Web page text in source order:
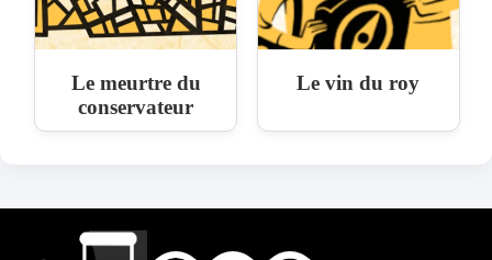
Le meurtre du
conservateur
Le vin du roy